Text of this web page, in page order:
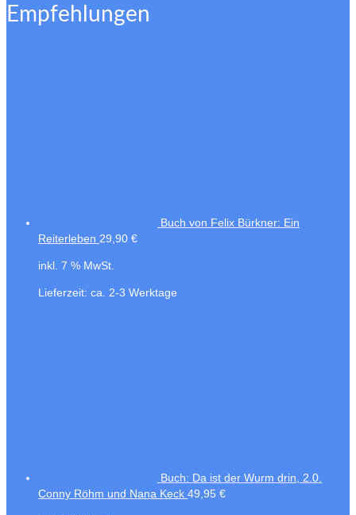
Empfehlungen
Buch von Felix Bürkner: Ein
Reiterleben 29,90 €
inkl. 7 % MwSt.
Lieferzeit: ca. 2-3 Werktage
Buch: Da ist der Wurm drin, 2.0.
Conny Röhm und Nana Keck 49,95 €